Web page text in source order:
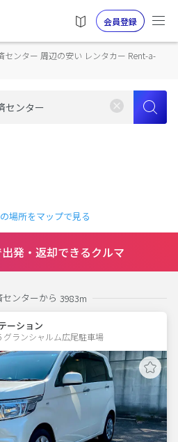
会員登録
センター 周辺の安い レンタカー Rent-a-
場所をマップで見る
発・返却できるクルマ
ンターから 3983m
ーション
グランシャルム広尾駐車場